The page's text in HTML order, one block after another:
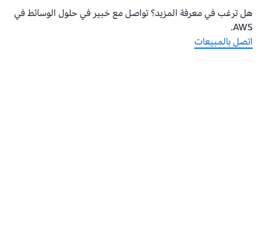
هل ترغب في معرفة المزيد؟ تواصل مع خبير في حلول الوسائط في
AWS.
اتصل بالمبيعات